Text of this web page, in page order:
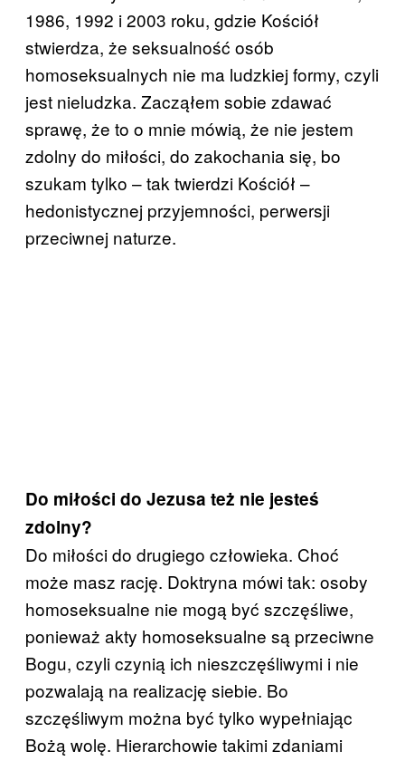
1986, 1992 i 2003 roku, gdzie Kościół
stwierdza, że seksualność osób
homoseksualnych nie ma ludzkiej formy, czyli
jest nieludzka. Zacząłem sobie zdawać
sprawę, że to o mnie mówią, że nie jestem
zdolny do miłości, do zakochania się, bo
szukam tylko – tak twierdzi Kościół –
hedonistycznej przyjemności, perwersji
przeciwnej naturze.
Do miłości do Jezusa też nie jesteś
zdolny?
Do miłości do drugiego człowieka. Choć
może masz rację. Doktryna mówi tak: osoby
homoseksualne nie mogą być szczęśliwe,
ponieważ akty homoseksualne są przeciwne
Bogu, czyli czynią ich nieszczęśliwymi i nie
pozwalają na realizację siebie. Bo
szczęśliwym można być tylko wypełniając
Bożą wolę. Hierarchowie takimi zdaniami